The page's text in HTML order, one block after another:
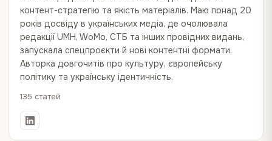
контент-стратегію та якість матеріалів. Маю понад 20
років досвіду в українських медіа, де очолювала
редакції UMH, WoMo, СТБ та інших провідних видань,
запускала спецпроєкти й нові контентні формати.
Авторка довгочитів про культуру, європейську
політику та українську ідентичність.
135 статей